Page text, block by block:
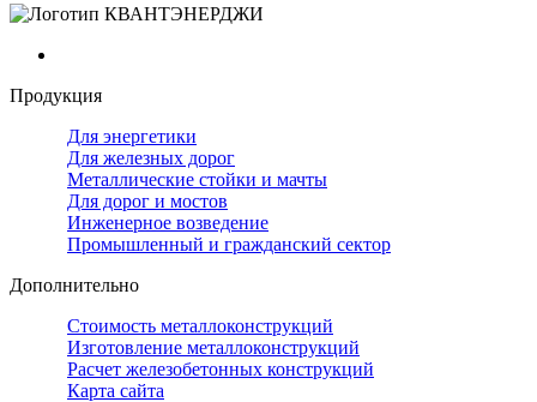
Продукция
Для энергетики
Для железных дорог
Металлические стойки и мачты
Для дорог и мостов
Инженерное возведение
Промышленный и гражданский сектор
Дополнительно
Стоимость металлоконструкций
Изготовление металлоконструкций
Расчет железобетонных конструкций
Карта сайта